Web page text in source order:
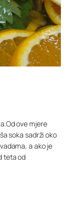
ove mjere
soka sadrži oko
a ako je
teta od